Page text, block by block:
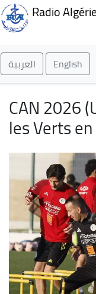
Radio
العربية English
CAN 2026
les Verts